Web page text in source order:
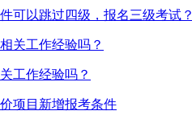
可以跳过四级，报名三级考试？
工作经验吗？